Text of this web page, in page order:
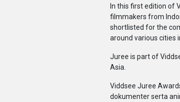
In this first edition of
filmmakers from
shortlisted for the
around various cities
Juree is part of
Asia.
Viddsee Juree
dokumenter serta